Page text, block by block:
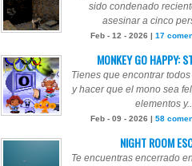
sido condenado
asesinar a cinco
Feb - 12 - 2026 | 17
MONKEY GO HAPPY:
Tienes que encontrar
y hacer que el mono sea
elementos
Feb - 09 - 2026 | 58
NIGHT ROOM
Te encuentras encerrado